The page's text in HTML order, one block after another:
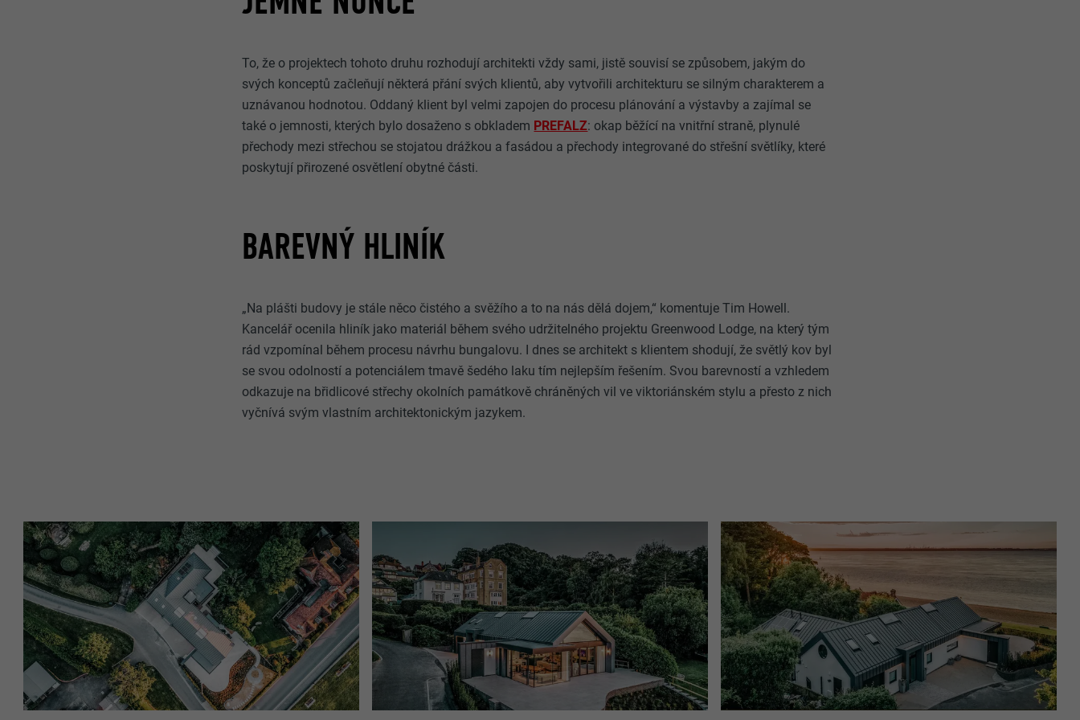
To, že o projektech tohoto druhu rozhodují architekti vždy sami, jistě souvisí se způsobem, jakým do
svých konceptů začleňují některá přání svých klientů, aby vytvořili architekturu se silným charakterem a
uznávanou hodnotou. Oddaný klient byl velmi zapojen do procesu plánování a výstavby a zajímal se
také o jemnosti, kterých bylo dosaženo s obkladem PREFALZ: okap běžící na vnitřní straně, plynulé
přechody mezi střechou se stojatou drážkou a fasádou a přechody integrované do střešní světlíky, které
poskytují přirozené osvětlení obytné části.
BAREVNÝ HLINÍK
„Na plášti budovy je stále něco čistého a svěžího a to na nás dělá dojem,“ komentuje Tim Howell.
Kancelář ocenila hliník jako materiál během svého udržitelného projektu Greenwood Lodge, na který tým
rád vzpomínal během procesu návrhu bungalovu. I dnes se architekt s klientem shodují, že světlý kov byl
se svou odolností a potenciálem tmavě šedého laku tím nejlepším řešením. Svou barevností a vzhledem
odkazuje na břidlicové střechy okolních památkově chráněných vil ve viktoriánském stylu a přesto z nich
vyčnívá svým vlastním architektonickým jazykem.